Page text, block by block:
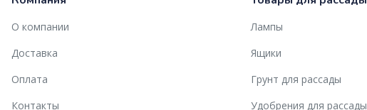
О компании
Доставка
Оплата
Контакты
Лампы
Ящики
Грунт для рассады
Удобрения для рассады